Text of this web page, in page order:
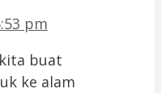
pm
buat
ke alam